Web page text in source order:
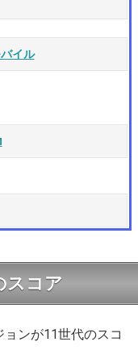
イル
スコア
ンが11世代のスコ